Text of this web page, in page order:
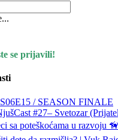
se prijavili!
/ SEASON FINALE
#27– Svetozar
sa poteškoćama u razvoju